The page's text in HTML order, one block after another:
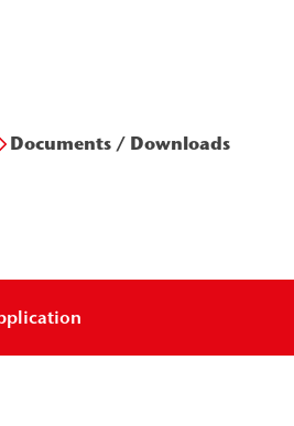
Documents / Downloads